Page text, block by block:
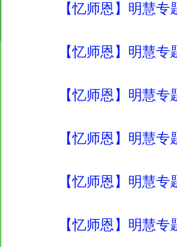
【忆师恩】明慧
【忆师恩】明慧
【忆师恩】明慧
【忆师恩】明慧
【忆师恩】明慧
【忆师恩】明慧